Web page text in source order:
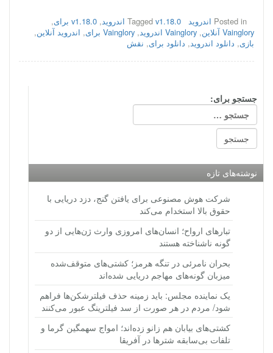
Posted in اندروید Tagged v1.18.0 اندروید , v1.18.0 برای
,
Vainglory آنلاین
, Vainglory اندروید , Vainglory برای , اندروید آنلاین,
بازی, دانلود اندروید, دانلود برای, نقش
جستجو برای:
نوشته‌های تازه
شرکت هوش مصنوعی برای یافتن گنج، دزد دریایی با
حقوق بالا استخدام می‌کند
تبارهای ارواح؛ انسان‌های امروزی وارث ژن‌هایی از دو
گونه ناشناخته هستند
بحران نامرئی در تنگه هرمز؛ کشتی‌های متوقف‌شده
میزبان گونه‌های مهاجم دریایی شده‌اند
یک نماینده مجلس: باید زمینه حذف فیلترشکن‌ها فراهم
شود/ مردم در هر صورت از سد فیلترینگ عبور می‌کنند
کشتی‌های بیابان هم زانو زده‌اند؛ امواج سهمگین گرما و
تلفات بی‌سابقه شترها در آفریقا